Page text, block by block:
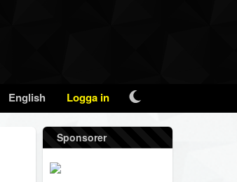
English Logga in
Sponsorer